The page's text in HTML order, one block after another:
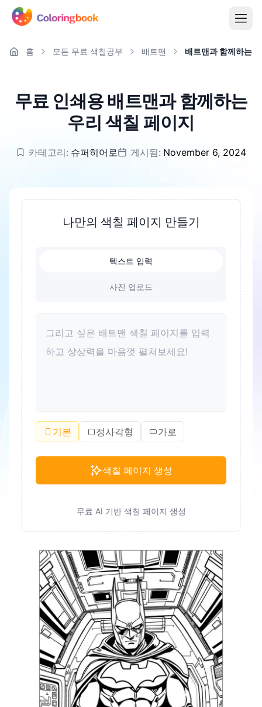
홈 모든 무료 색칠공부 배트맨 배트맨과 함께하는
무료 인쇄용 배트맨과 함께하는
우리 색칠 페이지
카테고리: 슈퍼히어로 게시됨: November 6, 2024
나만의 색칠 페이지 만들기
텍스트 입력
사진 업로드
기본 정사각형 가로
색칠 페이지 생성
무료 AI 기반 색칠 페이지 생성